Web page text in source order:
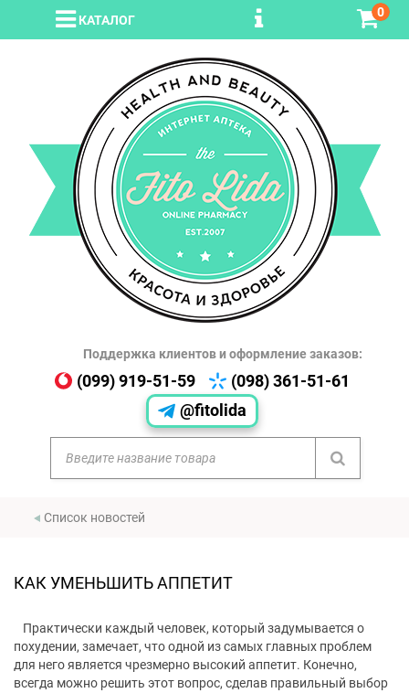
КАТАЛОГ
0
Поддержка клиентов и оформление заказов:
(099) 919-51-59
(098) 361-51-61
@fitolida
Список новостей
КАК УМЕНЬШИТЬ АППЕТИТ
Практически каждый человек, который задумывается о
похудении, замечает, что одной из самых главных проблем
для него является чрезмерно высокий аппетит. Конечно,
всегда можно решить этот вопрос, сделав правильный выбор